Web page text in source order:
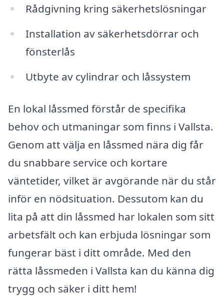
Rådgivning kring säkerhetslösningar
Installation av säkerhetsdörrar och
fönsterlås
Utbyte av cylindrar och låssystem
En lokal låssmed förstår de specifika
behov och utmaningar som finns i Vallsta.
Genom att välja en låssmed nära dig får
du snabbare service och kortare
väntetider, vilket är avgörande när du står
inför en nödsituation. Dessutom kan du
lita på att din låssmed har lokalen som sitt
arbetsfält och kan erbjuda lösningar som
fungerar bäst i ditt område. Med den
rätta låssmeden i Vallsta kan du känna dig
trygg och säker i ditt hem!